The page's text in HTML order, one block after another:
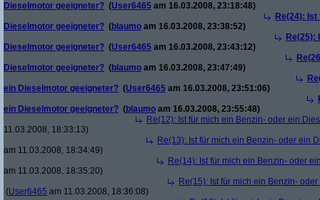
Dieselmotor geeigneter? (User6465 am 16.03.2008, 23:18:48)
Re(24):
Dieselmotor geeigneter? (blaumo am 16.03.2008, 23:38:52)
Re(25):
Dieselmotor geeigneter? (User6465 am 16.03.2008, 23:43:12)
Dieselmotor geeigneter? (blaumo am 16.03.2008, 23:47:49)
ein Dieselmotor geeigneter? (User6465 am 16.03.2008, 23:51:06)
ein Dieselmotor geeigneter? (blaumo am 16.03.2008, 23:55:48)
Re(12): Ist für mich ein Benzin- oder ein
11.03.2008, 18:33:13)
Re(13): Ist für mich ein Benzin- oder ein
am 11.03.2008, 18:34:49)
Re(14): Ist für mich ein Benzin- oder
am 11.03.2008, 18:35:20)
Re(15): Ist für mich ein Benzin-
(User6465 am 11.03.2008, 18:36:08)